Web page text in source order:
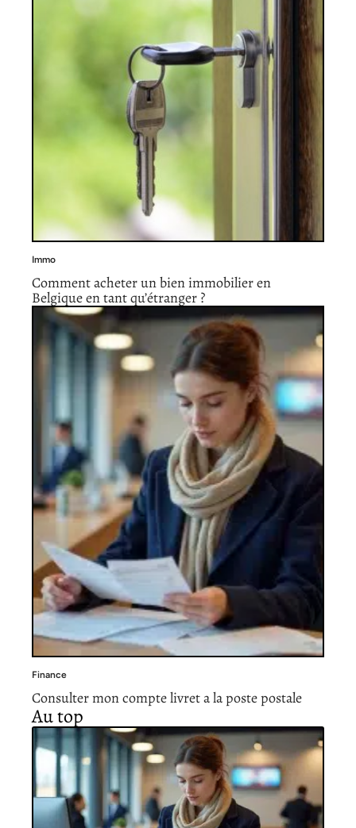
Immo
Comment acheter un bien immobilier en
Belgique en tant qu’étranger ?
Finance
Consulter mon compte livret a la poste postale
Au top